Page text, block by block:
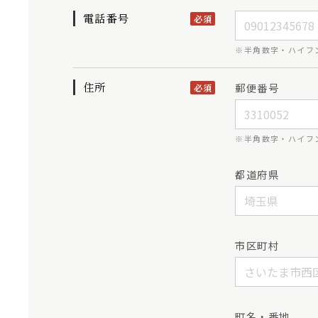
電話番号 必須
※半角数字・ハイフ
住所 必須 郵便番号
※半角数字・ハイフ
都道府県
市区町村